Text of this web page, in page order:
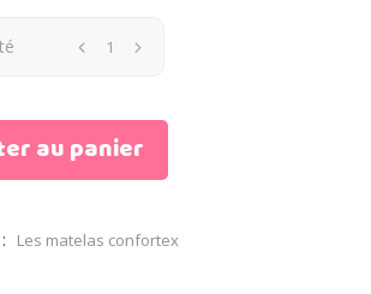
au panier
Les matelas confortex